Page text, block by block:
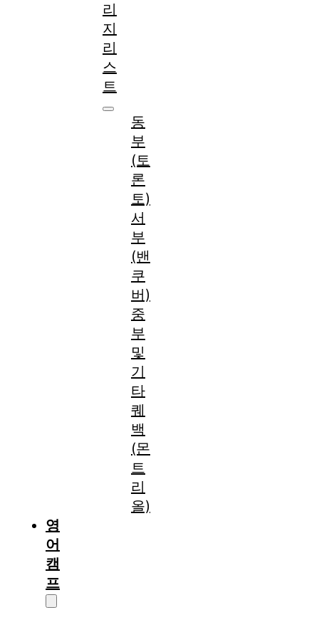
리
지
리
스
트
동
부
(토
론
토)
서
부
(밴
쿠
버)
중
부
및
기
타
퀘
백
(몬
트
리
올)
영
어
캠
프